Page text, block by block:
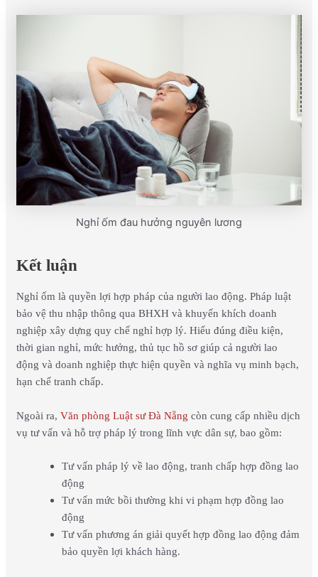
Nghỉ ốm đau hưởng nguyên lương
Kết luận
Nghỉ ốm là quyền lợi hợp pháp của người lao động. Pháp luật
bảo vệ thu nhập thông qua BHXH và khuyến khích doanh
nghiệp xây dựng quy chế nghỉ hợp lý. Hiểu đúng điều kiện,
thời gian nghỉ, mức hưởng, thủ tục hồ sơ giúp cả người lao
động và doanh nghiệp thực hiện quyền và nghĩa vụ minh bạch,
hạn chế tranh chấp.
Ngoài ra, Văn phòng Luật sư Đà Nẵng còn cung cấp nhiều dịch
vụ tư vấn và hỗ trợ pháp lý trong lĩnh vực dân sự, bao gồm:
Tư vấn pháp lý về lao động, tranh chấp hợp đồng lao
động
Tư vấn mức bồi thường khi vi phạm hợp đồng lao
động
Tư vấn phương án giải quyết hợp đồng lao động đảm
bảo quyền lợi khách hàng.